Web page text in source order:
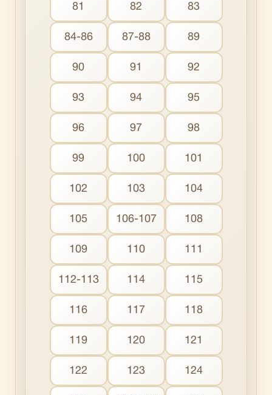
81 82 83
84-86 87-88 89
90 91 92
93 94 95
96 97 98
99 100 101
102 103 104
105 106-107 108
109 110 111
112-113 114 115
116 117 118
119 120 121
122 123 124